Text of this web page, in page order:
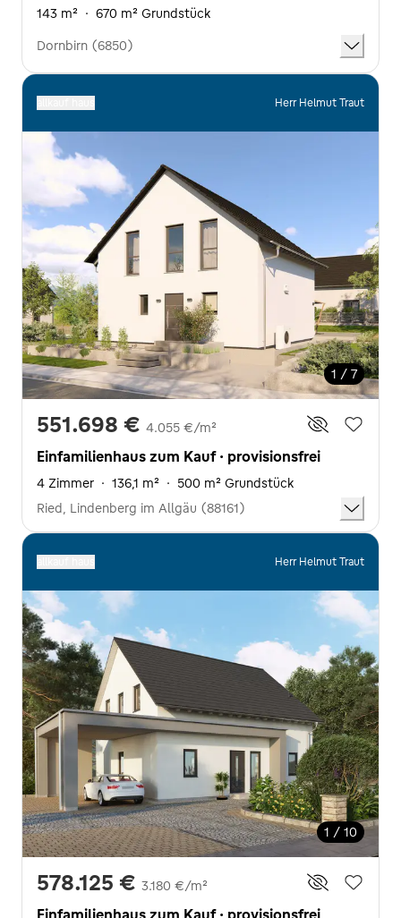
143 m² · 670 m² Grundstück
Dornbirn (6850)
Herr Helmut Traut
1 / 7
551.698 € 4.055 €/m²
Einfamilienhaus zum Kauf · provisionsfrei
4 Zimmer · 136,1 m² · 500 m² Grundstück
Ried, Lindenberg im Allgäu (88161)
Herr Helmut Traut
1 / 10
578.125 € 3.180 €/m²